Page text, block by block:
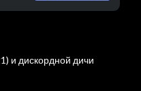
и дискордной дичи